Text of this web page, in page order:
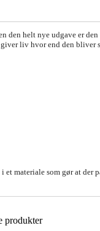
den helt nye udgave er
liv hvor end den bliver
materiale som gør at der
produkter